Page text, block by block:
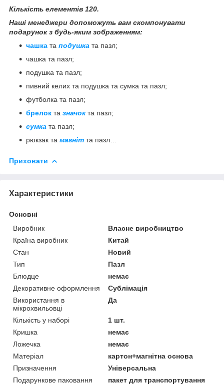
Кількість елементів 120.
Наші менеджери допоможуть вам скомпонувати
подарунок з будь-яким зображенням:
чашка та подушка та пазл;
чашка та пазл;
подушка та пазл;
пивний келих та подушка та сумка та пазл;
футболка та пазл;
брелок та значокта пазл;
сумка та пазл;
рюкзак та магніт та пазл…
Приховати
Характеристики
Основні
Виробник
Власне виробництво
Країна виробник
Китай
Стан
Новий
Тип
Пазл
Блюдце
немає
Декоративне оформлення
Сублімація
Використання в
мікрохвильовці
Да
Кількість у наборі
1 шт.
Кришка
немає
Ложечка
немає
Матеріал
картон+магнітна основа
Призначення
Універсальна
Подарункове паковання
пакет для транспортування